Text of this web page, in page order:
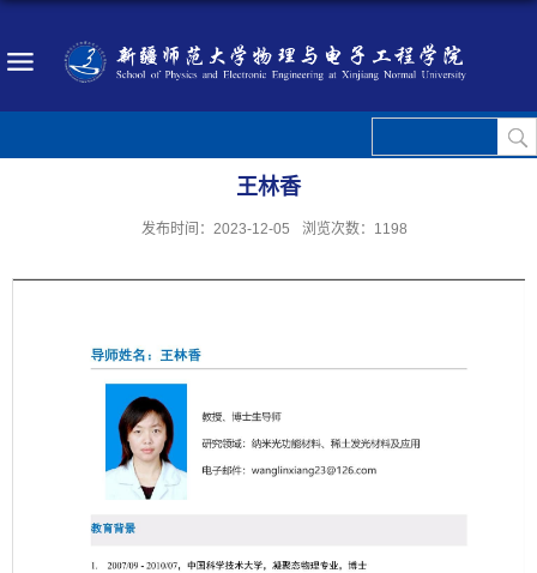
王林香
发布时间：2023-12-05 浏览次数： 1198